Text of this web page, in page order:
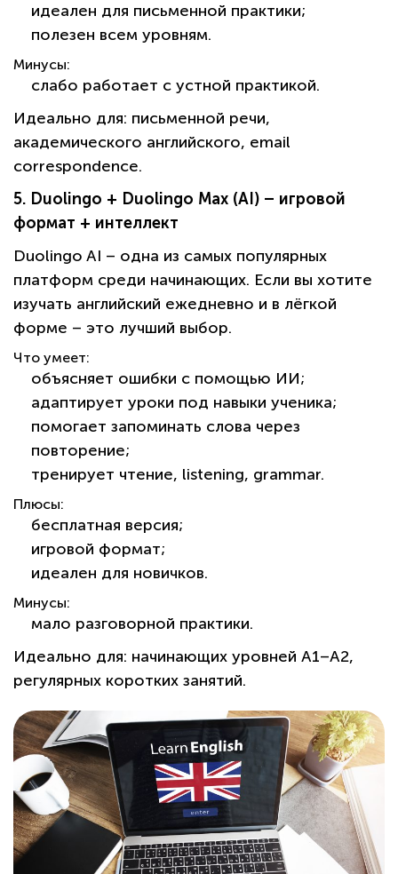
идеален для письменной практики;
полезен всем уровням.
Минусы:
слабо работает с устной практикой.
Идеально для: письменной речи,
академического английского, email
correspondence.
5. Duolingo + Duolingo Max (AI) – игровой
формат + интеллект
Duolingo AI – одна из самых популярных
платформ среди начинающих. Если вы хотите
изучать английский ежедневно и в лёгкой
форме – это лучший выбор.
Что умеет:
объясняет ошибки с помощью ИИ;
адаптирует уроки под навыки ученика;
помогает запоминать слова через
повторение;
тренирует чтение, listening, grammar.
Плюсы:
бесплатная версия;
игровой формат;
идеален для новичков.
Минусы:
мало разговорной практики.
Идеально для: начинающих уровней A1–A2,
регулярных коротких занятий.